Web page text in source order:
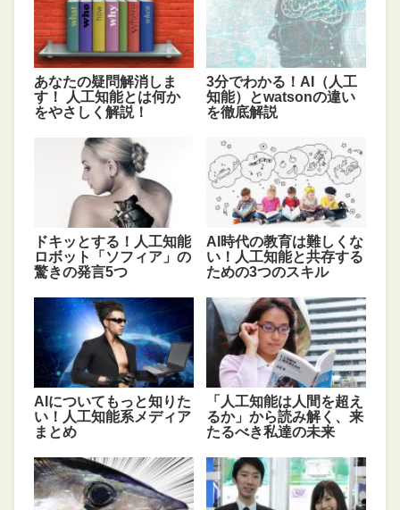
あなたの疑問解消しま
す！ 人工知能とは何か
をやさしく解説！
3分でわかる！AI（人工
知能）とwatsonの違い
を徹底解説
ドキッとする！人工知能
ロボット「ソフィア」の
驚きの発言5つ
AI時代の教育は難しくな
い！人工知能と共存する
ための3つのスキル
AIについてもっと知りた
い！人工知能系メディア
まとめ
「人工知能は人間を超え
るか」から読み解く、来
たるべき私達の未来